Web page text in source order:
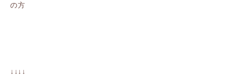
の方
↓↓↓↓